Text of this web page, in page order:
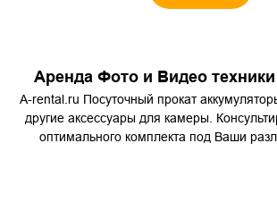
Аренда Фото и Видео техники
A-rental.ru Посуточный прокат
другие аксессуары для камеры.
оптимального комплекта под Ваши